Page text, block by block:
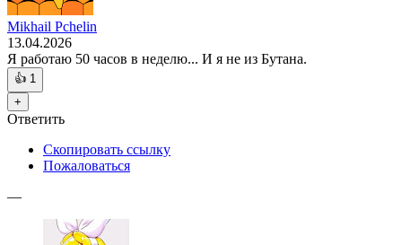
Mikhail Pchelin
13.04.2026
Я работаю 50 часов в неделю... И я не из Бутана.
👍 1
+
Ответить
Скопировать ссылку
Пожаловаться
—